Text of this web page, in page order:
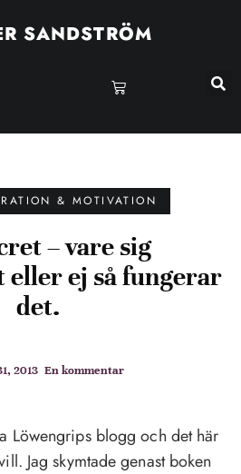
SANDSTRÖM
& MOTIVATION
– vare sig
eller ej så fungerar
det.
2013 En kommentar
Löwengrips blogg och det här
Jag skymtade genast boken